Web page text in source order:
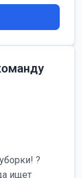
?
ищет